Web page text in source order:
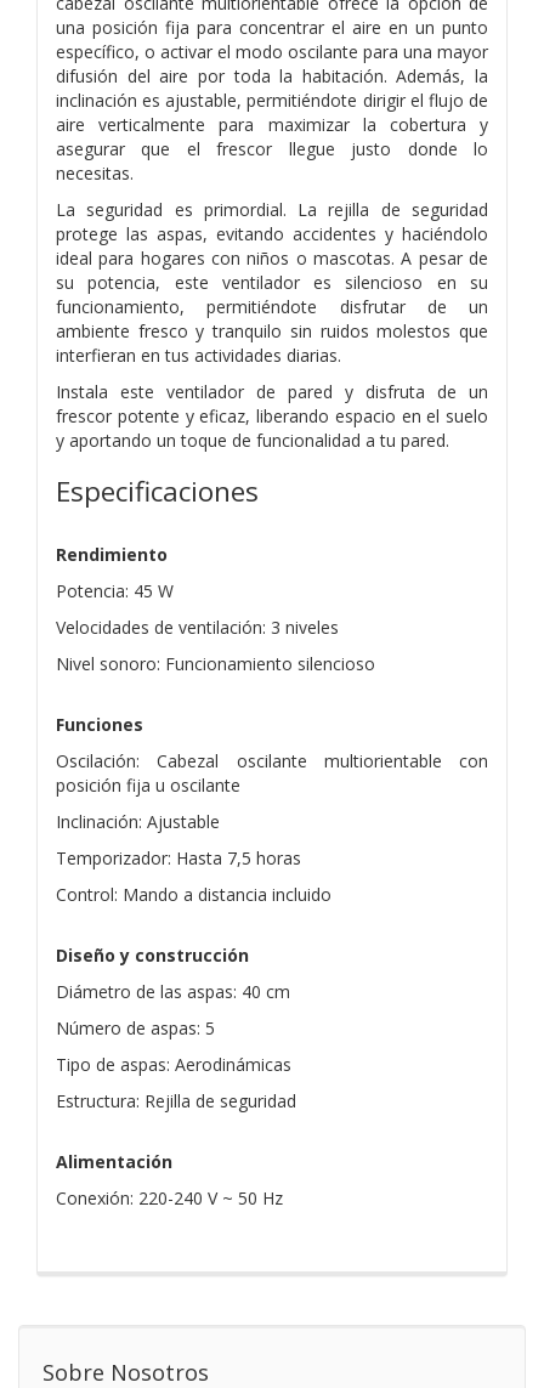
una posición fija para concentrar el aire en un punto
específico, o activar el modo oscilante para una mayor
difusión del aire por toda la habitación. Además, la
inclinación es ajustable, permitiéndote dirigir el flujo de
aire verticalmente para maximizar la cobertura y
asegurar que el frescor llegue justo donde lo
necesitas.
La seguridad es primordial. La rejilla de seguridad
protege las aspas, evitando accidentes y haciéndolo
ideal para hogares con niños o mascotas. A pesar de
su potencia, este ventilador es silencioso en su
funcionamiento, permitiéndote disfrutar de un
ambiente fresco y tranquilo sin ruidos molestos que
interfieran en tus actividades diarias.
Instala este ventilador de pared y disfruta de un
frescor potente y eficaz, liberando espacio en el suelo
y aportando un toque de funcionalidad a tu pared.
Especificaciones
Rendimiento
Potencia: 45 W
Velocidades de ventilación: 3 niveles
Nivel sonoro: Funcionamiento silencioso
Funciones
Oscilación: Cabezal oscilante multiorientable con
posición fija u oscilante
Inclinación: Ajustable
Temporizador: Hasta 7,5 horas
Control: Mando a distancia incluido
Diseño y construcción
Diámetro de las aspas: 40 cm
Número de aspas: 5
Tipo de aspas: Aerodinámicas
Estructura: Rejilla de seguridad
Alimentación
Conexión: 220-240 V ~ 50 Hz
Sobre Nosotros